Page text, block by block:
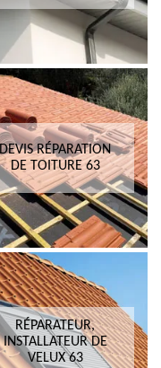
DEVIS RÉPARATION
DE TOITURE 63
RÉPARATEUR,
INSTALLATEUR DE
VELUX 63